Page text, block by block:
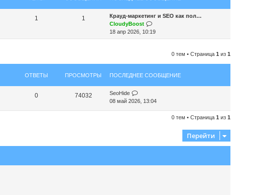
1 1
Крауд-маркетинг и SEO как пол…
CloudyBoost
е
р
т
к
п
с
л
с
18 апр 2026, 10:19
0 тем • Страница 1 из 1
ОТВЕТЫ ПРОСМОТРЫ ПОСЛЕДНЕЕ СООБЩЕНИЕ
0 74032
SeoHide
08 май 2026, 13:04
0 тем • Страница 1 из 1
Перейти